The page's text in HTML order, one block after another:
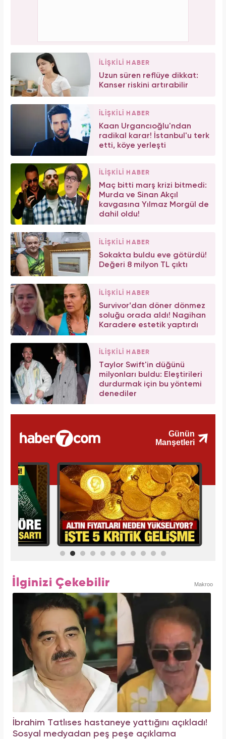
İLİŞKİLİ HABER
Uzun süren reflüye dikkat:
Kanser riskini artırabilir
İLİŞKİLİ HABER
Kaan Urgancıoğlu'ndan
radikal karar! İstanbul'u terk
etti, köye yerleşti
İLİŞKİLİ HABER
Maç bitti marş krizi bitmedi:
Murda ve Sinan Akçıl
kavgasına Yılmaz Morgül de
dahil oldu!
İLİŞKİLİ HABER
Sokakta buldu eve götürdü!
Değeri 8 milyon TL çıktı
İLİŞKİLİ HABER
Survivor’dan döner dönmez
soluğu orada aldı! Nagihan
Karadere estetik yaptırdı
İLİŞKİLİ HABER
Taylor Swift'in düğünü
milyonları buldu: Eleştirileri
durdurmak için bu yöntemi
denediler
İlginizi Çekebilir Makroo
İbrahim Tatlıses hastaneye yattığını açıkladı!
Sosyal medyadan peş peşe açıklama